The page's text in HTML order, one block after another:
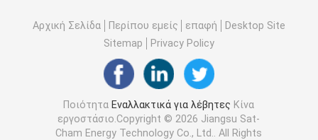
Αρχική Σελίδα Περίπου εμείς επαφή
Desktop Site
Sitemap
Privacy Policy
Ποιότητα Εναλλακτικά για λέβητες Κίνα
εργοστάσιο.Copyright © 2026 Jiangsu Sat-
Cham Energy Technology Co., Ltd.. All Rights